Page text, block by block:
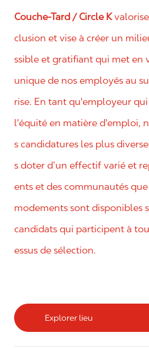
Couche-Tard / Circle K
clusion et vise à créer un
ssible et gratifiant qui met en
unique de nos employés au
rise. En tant qu'employeur
l'équité en matière d'emploi,
s candidatures les plus
s doter d’un effectif varié et
ents et des communautés que
modements sont disponibles
candidats qui participent à
essus de sélection.
Explorer lieu